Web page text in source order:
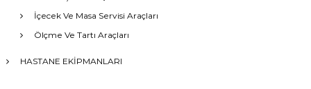
İçecek Ve Masa Servisi Araçları
Ölçme Ve Tartı Araçları
HASTANE EKİPMANLARI